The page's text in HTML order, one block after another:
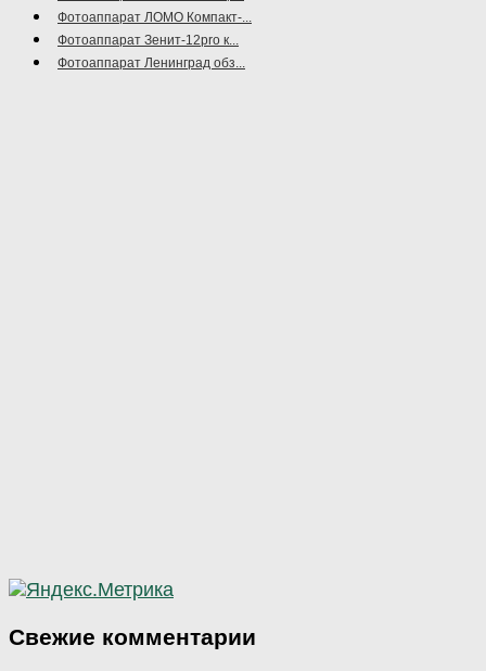
Фотоаппарат ЛОМО Компакт-...
Фотоаппарат Зенит-12pro к...
Фотоаппарат Ленинград обз...
Свежие комментарии